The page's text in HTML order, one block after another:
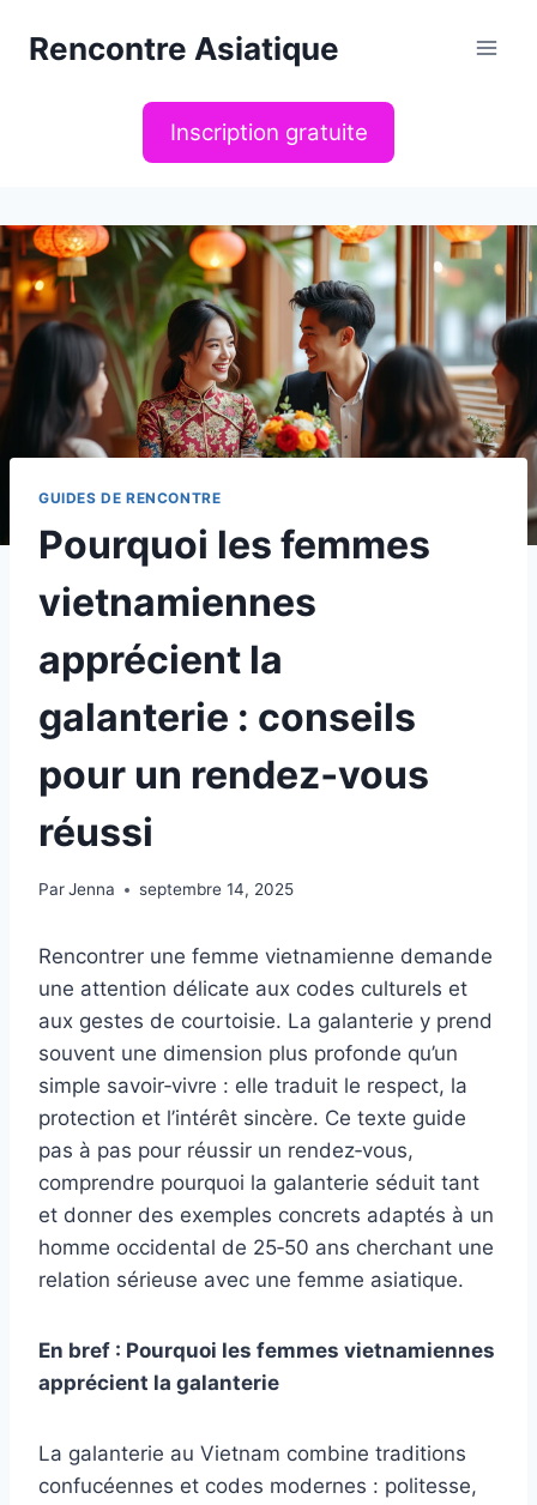
Rencontre Asiatique
Inscription gratuite
GUIDES DE RENCONTRE
Pourquoi les femmes
vietnamiennes
apprécient la
galanterie : conseils
pour un rendez‑vous
réussi
ParJenna septembre 14, 2025
Rencontrer une femme vietnamienne demande
une attention délicate aux codes culturels et
aux gestes de courtoisie. La galanterie y prend
souvent une dimension plus profonde qu’un
simple savoir‑vivre : elle traduit le respect, la
protection et l’intérêt sincère. Ce texte guide
pas à pas pour réussir un rendez‑vous,
comprendre pourquoi la galanterie séduit tant
et donner des exemples concrets adaptés à un
homme occidental de 25‑50 ans cherchant une
relation sérieuse avec une femme asiatique.
En bref : Pourquoi les femmes vietnamiennes
apprécient la galanterie
La galanterie au Vietnam combine traditions
confucéennes et codes modernes : politesse,